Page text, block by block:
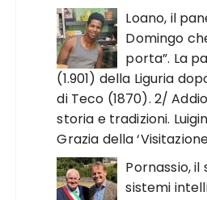
Loano, il
Domingo
porta”. La
(1.901) della Liguria
di Teco (1870). 2/
storia e tradizioni.
Grazia della
Pornassio, il
sistemi